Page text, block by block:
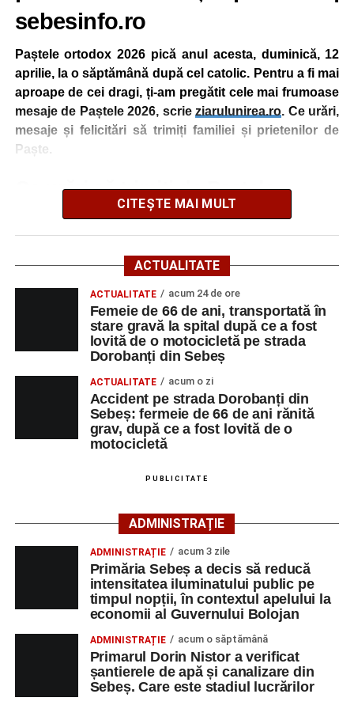
Când este Paștele ortodox și Paștele
catolic în următorii ani: 2026, 2027, 2028,
2029, 2030
CÂND SE VA SĂRBĂTORII PASTELE
2026 și în următorii ani:
Paștele Ortodox 2022 – 24 aprilie
Paștele Ortodox 2023 – 16 aprilie
Paștele Ortodox 2024 – 5 mai
Paștele Ortodox 2025 – 20 aprilie
Paștele Ortodox 2026 – 12 aprilie
Paștele Ortodox 2027 – 2 mai
Paștele Ortodox 2028 – 16 aprilie
Paștele Ortodox 2029 – 8 aprilie
Paștele Ortodox 2030 – 28 aprilie
Citește și:Mesaje de Paște. SMS-uri urări
şi felicitări de Sfintele Pasti pe care le poţi
trimite prietenilor
Când cade Paştele Catolic între anii
Paștele Catolic 2020 – 12 aprilie
Paștele Catolic 2021 – 4 aprilie
Paștele Catolic 2022 – 17 aprilie
Paștele Catolic 2023 – 9 aprilie
Paștele Catolic 2024 – 31 martie
Paștele Catolic 2025 – 20 aprilie
Paștele Catolic 2026 – 5 aprilie
Paștele Catolic 2027 – 28 martie
sebesinfo.ro
Paștele ortodox 2026 pică anul acesta, duminică, 12
aprilie, la o săptămână după cel catolic. Pentru a fi mai
aproape de cei dragi, ți-am pregătit cele mai frumoase
mesaje de Paștele 2026, scrieziarulunirea.ro. Ce urări,
mesaje și felicitări să trimiți familiei și prietenilor de
Paște.
Ce urări să trimiți de Paștele
„Umblă veste-n tot orașul, cum că vine iepurașul, Să vă
aducă pe-nserat, Paști bun și Luminat!”
„Simte-te bine de Paște și înfruptă-te cu bucate. Bucură-te
ca daltonistul când vede ouă colorate”
CITEȘTE MAI MULT
ACTUALITATE
ACTUALITATE acum 24 de ore
Femeie de 66 de ani, transportată în
stare gravă la spital după ce a fost
lovită de o motocicletă pe strada
Dorobanți din Sebeș
ACTUALITATE acum o zi
Accident pe strada Dorobanți din
Sebeș: fermeie de 66 de ani rănită
grav, după ce a fost lovită de o
motocicletă
PUBLICITATE
ADMINISTRAȚIE
ADMINISTRAȚIE acum 3 zile
Primăria Sebeș a decis să reducă
intensitatea iluminatului public pe
timpul nopții, în contextul apelului la
economii al Guvernului Bolojan
ADMINISTRAȚIE acum o săptămână
Primarul Dorin Nistor a verificat
șantierele de apă și canalizare din
Sebeș. Care este stadiul lucrărilor